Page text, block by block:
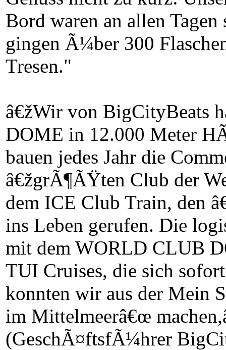
Bord waren an allen
gingen Ã¼ber 300
Tresen."
â€žWir von BigCityBeats
DOME in 12.000 Meter
bauen jedes Jahr die
â€žgrÃ¶ÃŸten Club der
dem ICE Club Train, den
ins Leben gerufen. Die
mit dem WORLD CLUB
TUI Cruises, die sich
konnten wir aus der Mein
im Mittelmeerâ€œ
(GeschÃ¤ftsfÃ¼hrer